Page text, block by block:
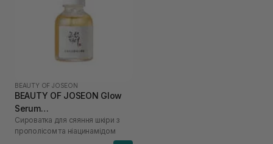
BEAUTY OF JOSEON
BEAUTY OF JOSEON Glow
Serum
Propolis+Niacinamide 30 мл
Сироватка для сяяння шкіри з
прополісом та ніацинамідом